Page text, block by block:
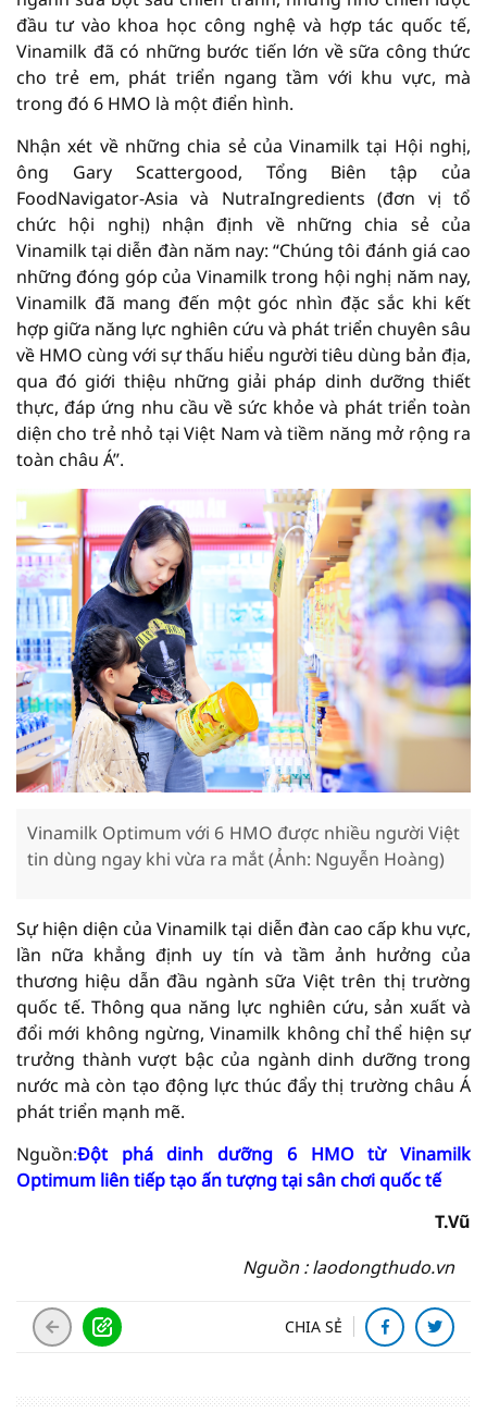
đầu tư vào khoa học công nghệ và hợp tác quốc tế,
Vinamilk đã có những bước tiến lớn về sữa công thức
cho trẻ em, phát triển ngang tầm với khu vực, mà
trong đó 6 HMO là một điển hình.
Nhận xét về những chia sẻ của Vinamilk tại Hội nghị,
ông Gary Scattergood, Tổng Biên tập của
FoodNavigator-Asia và NutraIngredients (đơn vị tổ
chức hội nghị) nhận định về những chia sẻ của
Vinamilk tại diễn đàn năm nay: “Chúng tôi đánh giá cao
những đóng góp của Vinamilk trong hội nghị năm nay,
Vinamilk đã mang đến một góc nhìn đặc sắc khi kết
hợp giữa năng lực nghiên cứu và phát triển chuyên sâu
về HMO cùng với sự thấu hiểu người tiêu dùng bản địa,
qua đó giới thiệu những giải pháp dinh dưỡng thiết
thực, đáp ứng nhu cầu về sức khỏe và phát triển toàn
diện cho trẻ nhỏ tại Việt Nam và tiềm năng mở rộng ra
toàn châu Á”.
Vinamilk Optimum với 6 HMO được nhiều người Việt
tin dùng ngay khi vừa ra mắt (Ảnh: Nguyễn Hoàng)
Sự hiện diện của Vinamilk tại diễn đàn cao cấp khu vực,
lần nữa khẳng định uy tín và tầm ảnh hưởng của
thương hiệu dẫn đầu ngành sữa Việt trên thị trường
quốc tế. Thông qua năng lực nghiên cứu, sản xuất và
đổi mới không ngừng, Vinamilk không chỉ thể hiện sự
trưởng thành vượt bậc của ngành dinh dưỡng trong
nước mà còn tạo động lực thúc đẩy thị trường châu Á
phát triển mạnh mẽ.
Nguồn:Đột phá dinh dưỡng 6 HMO từ Vinamilk
Optimum liên tiếp tạo ấn tượng tại sân chơi quốc tế
T.Vũ
Nguồn : laodongthudo.vn
CHIA SẺ